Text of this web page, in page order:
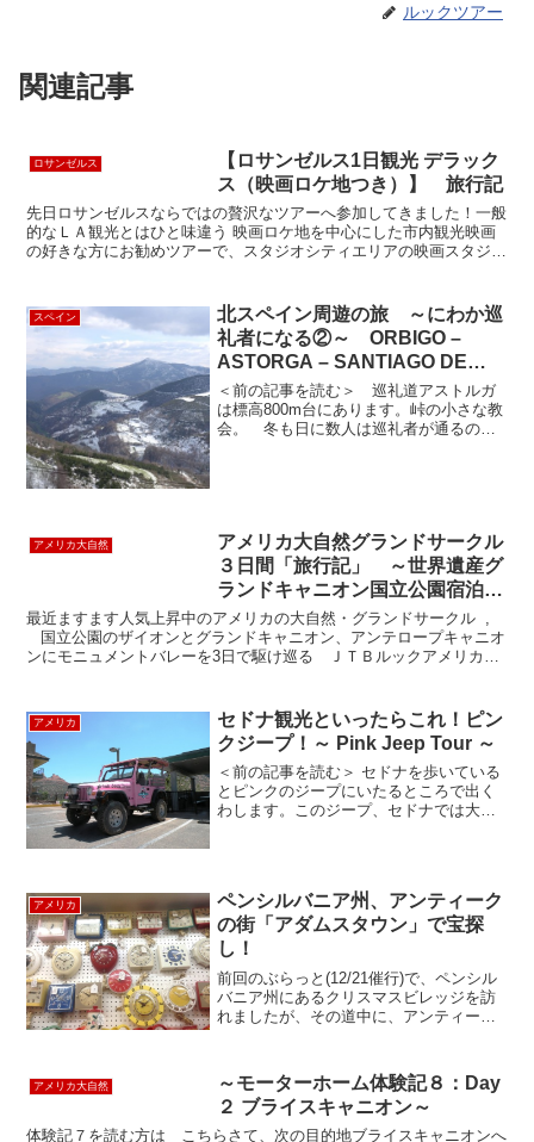
ルックツアー
関連記事
ロサンゼルス
【ロサンゼルス1日観光 デラック
ス（映画ロケ地つき）】 旅行記
先日ロサンゼルスならではの贅沢なツアーへ参加してきました！一般
的なＬＡ観光とはひと味違う 映画ロケ地を中心にした市内観光映画
の好きな方にお勧めツアーで、スタジオシティエリアの映画スタジオ
スペイン
北スペイン周遊の旅 ～にわか巡
礼者になる②～ ORBIGO –
ASTORGA – SANTIAGO DE
COMPOSTELA
＜前の記事を読む＞ 巡礼道アストルガ
は標高800m台にあります。峠の小さな教
会。 冬も日に数人は巡礼者が通るので
アメリカ大自然
アメリカ大自然グランドサークル
３日間「旅行記」 ～世界遺産グ
ランドキャニオン国立公園宿泊
～ ツアー３日目
最近ますます人気上昇中のアメリカの大自然・グランドサークル ,
国立公園のザイオンとグランドキャニオン、アンテロープキャニオ
ンにモニュメントバレーを3日で駆け巡る ＪＴＢルックアメリカン
アメリカ
セドナ観光といったらこれ！ピン
クジープ！～ Pink Jeep Tour ～
＜前の記事を読む＞ セドナを歩いている
とピンクのジープにいたるところで出く
わします。このジープ、セドナでは大変
アメリカ
ペンシルバニア州、アンティーク
の街「アダムスタウン」で宝探
し！
前回のぶらっと(12/21催行)で、ペンシル
バニア州にあるクリスマスビレッジを訪
れましたが、その道中に、アンティーク
スタウンは、週末は1000を超える出店者
が集まるほど...
アメリカ大自然
～モーターホーム体験記８：Day
２ ブライスキャニオン～
体験記７を読む方は こちらさて、次の目的地ブライスキャニオンへ